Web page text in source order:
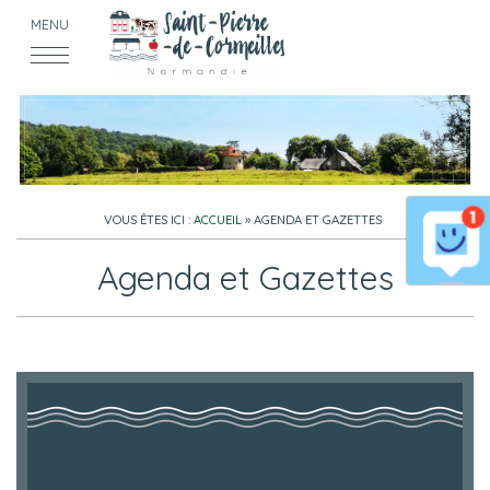
MENU
VOUS ÊTES ICI : ACCUEIL » AGENDA ET GAZETTES
Agenda et Gazettes